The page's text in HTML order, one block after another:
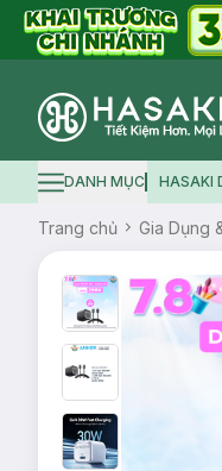
Logo
Hamburger icon
DANH MỤC HASAKI
Trang chủ Gia Dụng